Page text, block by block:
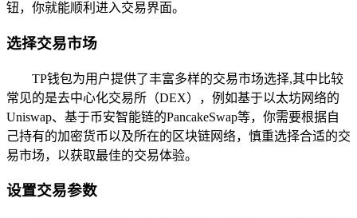
钮，你就能顺利进入交易界面。
选择交易市场
TP钱包为用户提供了丰富多样的交易市场选择,其中比较
常见的是去中心化交易所（DEX），例如基于以太坊网络的
Uniswap、基于币安智能链的PancakeSwap等，你需要根据自
己持有的加密货币以及所在的区块链网络，慎重选择合适的交
易市场，以获取最佳的交易体验。
设置交易参数